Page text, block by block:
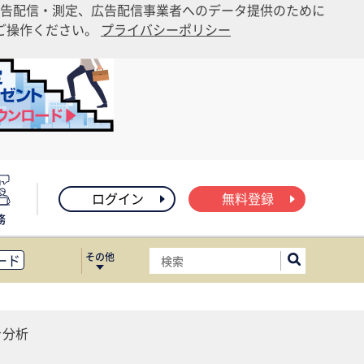
配信・測定、広告配信事業者へのデータ提供のために
作ください。 プライバシーポリシー
ログイン 無料登録
ド
ス移転
その他
析